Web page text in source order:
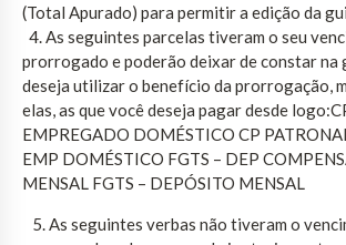
(Total Apurado) para permitir a edição da
4. As seguintes parcelas tiveram o seu
prorrogado e poderão deixar de constar na
deseja utilizar o benefício da prorrogação,
elas, as que você deseja pagar desde
EMPREGADO DOMÉSTICO CP
EMP DOMÉSTICO FGTS – DEP
MENSAL FGTS – DEPÓSITO MENSAL
5. As seguintes verbas não tiveram o